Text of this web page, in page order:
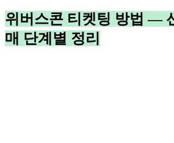
위버스콘 티켓팅 방법 —
매 단계별 정리